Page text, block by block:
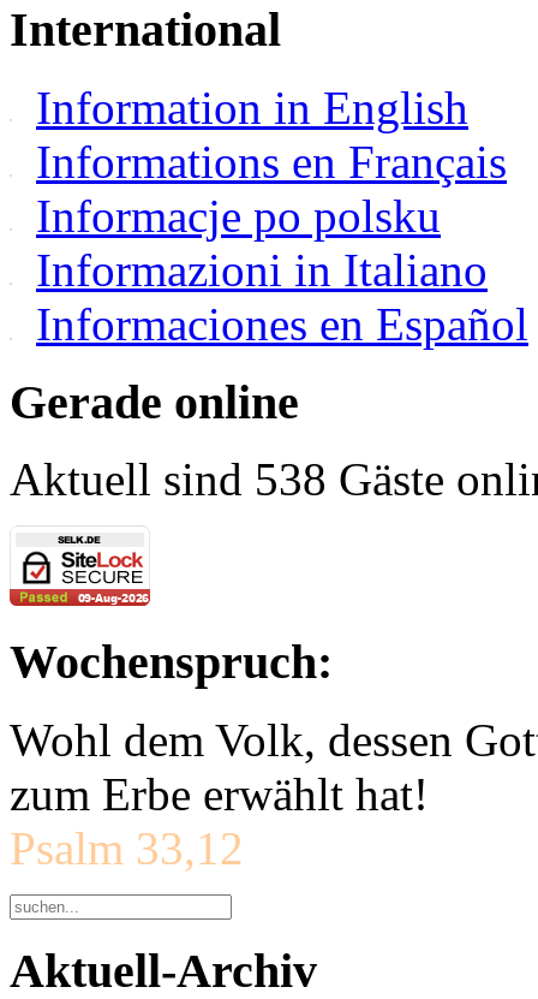
International
Information in English
Informations en Français
Informacje po polsku
Informazioni in Italiano
Informaciones en Español
Gerade online
Aktuell sind 538 Gäste
Wochenspruch:
Wohl dem Volk, dessen
zum Erbe erwählt hat!
Psalm 33,12
Aktuell-Archiv